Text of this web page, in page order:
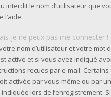
interdit le nom d’utilisateur que
l’aide.
je ne peux pas me connecter !
nom d’utilisateur et votre mot
active et si vous avez indiqué
reçues par e-mail.
activée par vous-même ou par
lors de l’enregistrement.